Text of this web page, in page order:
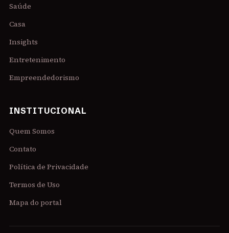
Saúde
Casa
Insights
Entretenimento
Empreendedorismo
INSTITUCIONAL
Quem Somos
Contato
Política de Privacidade
Termos de Uso
Mapa do portal